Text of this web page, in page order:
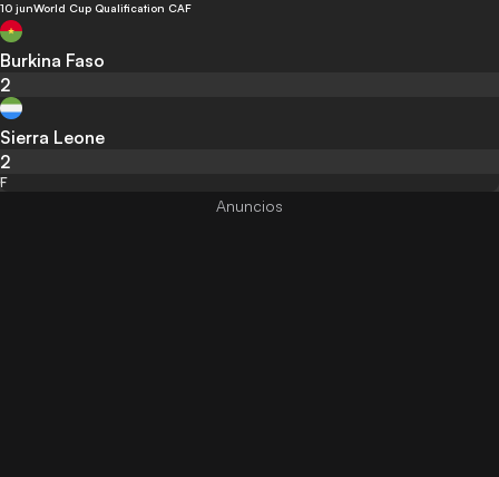
10 junWorld Cup Qualification CAF
Burkina Faso
2
Sierra Leone
2
F